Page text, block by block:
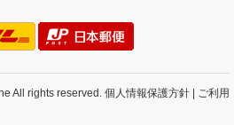
All rights reserved. 個人情報保護方針 | ご利用